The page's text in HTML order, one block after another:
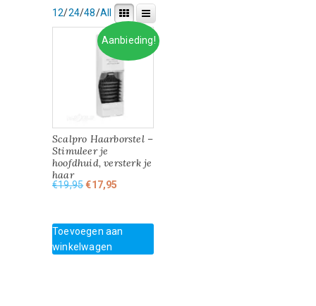
12/24/48/All
Aanbieding!
Scalpro Haarborstel –
Stimuleer je
hoofdhuid, versterk je
haar
€19,95Oorspronkelijke
€19,95.
€17,95
€17,95.
Toevoegen aan
winkelwagen